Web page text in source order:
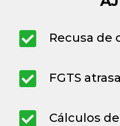
Recusa de
FGTS
Cálculos